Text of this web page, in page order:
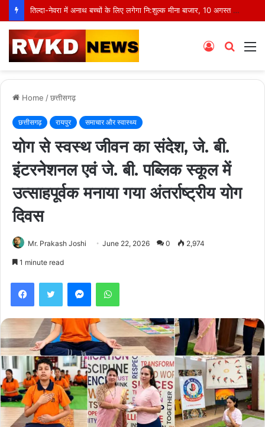
तिल्दा-नेवरा में अनाथ बच्चों के लिए लगेगा नि:शुल्क मीना बाजार, 10 अगस्त को मुस्कानों से सजेगी खास शाम
Search
Log
Home /छत्तीसगढ़
छत्तीसगढ़ रायपुर समाचार और स्वास्थ्य
योग से स्वस्थ जीवन का संदेश, जे. बी.
इंटरनेशनल एवं जे. बी. पब्लिक स्कूल में
उत्साहपूर्वक मनाया गया अंतर्राष्ट्रीय योग
दिवस
Mr. Prakash Joshi June 22, 2026 0 2,974
1 minute read
FacebookTwitter MessengerWhatsApp